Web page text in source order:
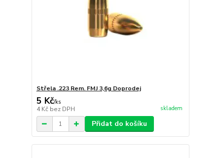
Střela .223 Rem. FMJ 3,6g Doprodej
5 Kč/ks
4 Kč bez DPH skladem
Přidat do košíku